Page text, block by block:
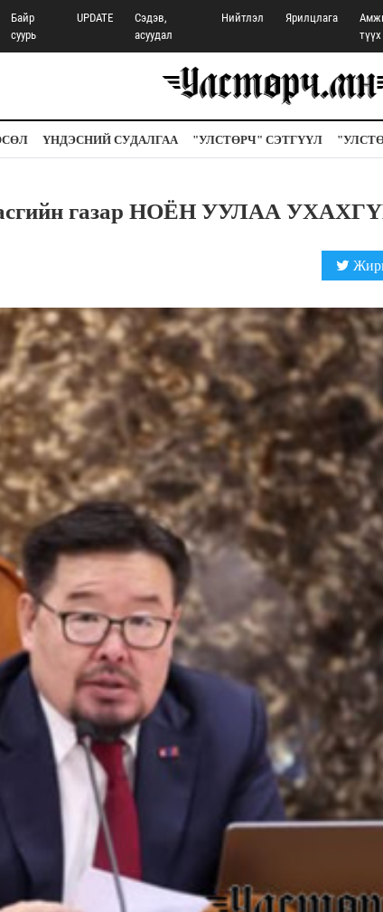
Байр
суурь
UPDATE
Сэдэв,
асуудал
Нийтлэл Ярилцлага
түүх
ҮНДЭСНИЙ СУДАЛГАА "УЛСТӨРЧ" СЭТГҮҮЛ
газар НОЁН УУЛАА